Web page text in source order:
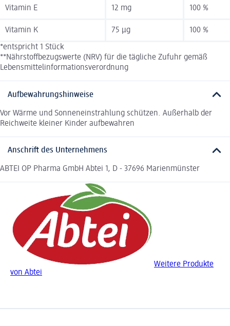
Vitamin E 12 mg 100 %
Vitamin K 75 µg 100 %
*entspricht 1 Stück
**Nährstoffbezugswerte (NRV) für die tägliche Zufuhr gemäß
Lebensmittelinformationsverordnung
Aufbewahrungshinweise
Vor Wärme und Sonneneinstrahlung schützen. Außerhalb der
Reichweite kleiner Kinder aufbewahren
Anschrift des Unternehmens
ABTEI OP Pharma GmbH Abtei 1, D - 37696 Marienmünster
Weitere Produkte
von Abtei